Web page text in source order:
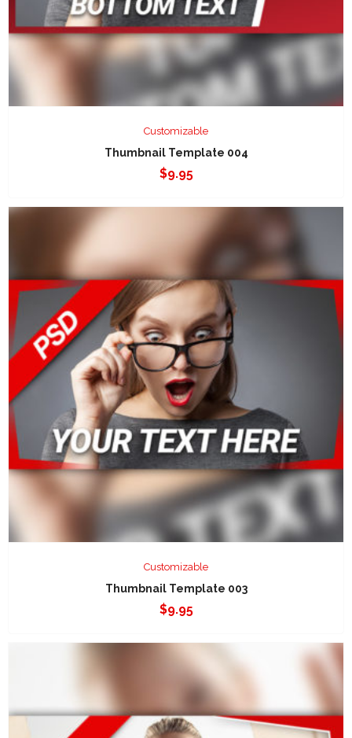
Customizable
Thumbnail Template 004
$9.95
Customizable
Thumbnail Template 003
$9.95